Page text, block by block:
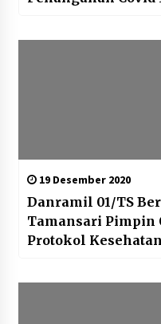
19 Desember 2020
Danramil 01/TS
Tamansari Pimpin
Protokol Kesehatan